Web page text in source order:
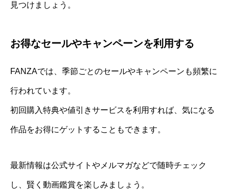
見つけましょう。
お得なセールやキャンペーンを利用する
FANZAでは、季節ごとのセールやキャンペーンも頻繁に
行われています。
初回購入特典や値引きサービスを利用すれば、気になる
作品をお得にゲットすることもできます。
最新情報は公式サイトやメルマガなどで随時チェック
し、賢く動画鑑賞を楽しみましょう。